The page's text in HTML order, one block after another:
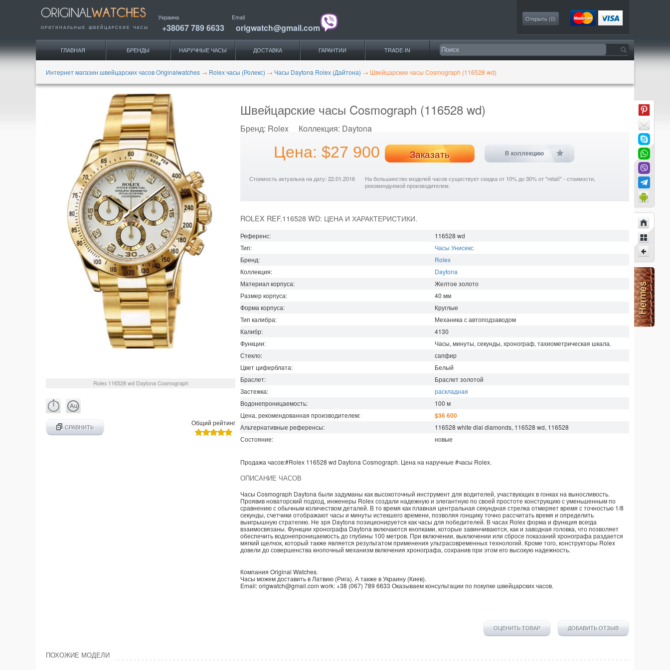
ОРИГИНАЛЬНЫЕ ШВЕЙЦАРСКИЕ ЧАСЫ
Украина
+38067 789 6633
Email
origwatch@gmail.com
Открыть (0)
ГЛАВНАЯ БРЕНДЫ НАРУЧНЫЕ ЧАСЫ ДОСТАВКА ГАРАНТИИ TRADE-IN
Интернет магазин швейцарских часов Originalwatches → Rolex часы (Ролекс) → Часы Daytona Rolex (Дайтона) → Швейцарские часы Cosmograph (116528 wd)
Rolex 116528 wd Daytona Cosmograph
СРАВНИТЬ
Общий рейтинг
Швейцарские часы Cosmograph (116528 wd)
Бренд: Rolex Коллекция: Daytona
Цена: $27 900 Заказать В коллекцию
Стоимость актуальна на дату: 22.01.2016
На большинство моделей часов существует скидка от 10% до 30% от "retail" - стоимости,
рекомендуемой производителем.
ROLEX REF.116528 WD: ЦЕНА И ХАРАКТЕРИСТИКИ.
Референс:
116528 wd
Тип:
Часы Унисекс
Бренд:
Rolex
Коллекция:
Daytona
Материал корпуса:
Желтое золото
Размер корпуса:
40 мм
Форма корпуса:
Круглые
Тип калибра:
Механика с автоподзаводом
Калибр:
4130
Функции:
Часы, минуты, секунды, хронограф, тахиометрическая шкала.
Стекло:
сапфир
Цвет циферблата:
Белый
Браслет:
Браслет золотой
Застежка:
раскладная
Водонепроницаемость: 100 м
Цена, рекомендованная производителем:
$36 600
Альтернативные референсы:
116528 white dial diamonds, 116528 wd, 116528
Состояние:
новые
Продажа часов:#Rolex 116528 wd Daytona Cosmograph. Цена на наручные #часы Rolex.
ОПИСАНИЕ ЧАСОВ
Часы Cosmograph Daytona были задуманы как высокоточный инструмент для водителей, участвующих в гонках на выносливость.
Проявив новаторский подход, инженеры Rolex создали надежную и элегантную по своей простоте конструкцию с уменьшенным по
сравнению с обычным количеством деталей. В то время как плавная центральная секундная стрелка отмеряет время с точностью 1/8
секунды, счетчики отображают часы и минуты истекшего времени, позволяя гонщику точно рассчитать время и определить
выигрышную стратегию. Не зря Daytona позиционируется как часы для победителей. В часах Rolex форма и функция всегда
взаимосвязаны. Функции хронографа Daytona включаются кнопками, которые завинчиваются, как и заводная головка, что позволяет
обеспечить водонепроницаемость до глубины 100 метров. При включении, выключении или сбросе показаний хронографа раздается
мягкий щелчок, который также является результатом применения ультрасовременных технологий. Кроме того, конструкторы Rolex
довели до совершенства кнопочный механизм включения хронографа, сохранив при этом его высокую надежность.
Компания Original Watches.
Часы можем доставить в Латвию (Рига). А также вУкраину (Киев).
Email:origwatch@gmail.com work:+38 (067) 789 6633 Оказываем консультации по покупке швейцарских часов.
ОЦЕНИТЬ ТОВАР ДОБАВИТЬ ОТЗЫВ
ПОХОЖИЕ МОДЕЛИ